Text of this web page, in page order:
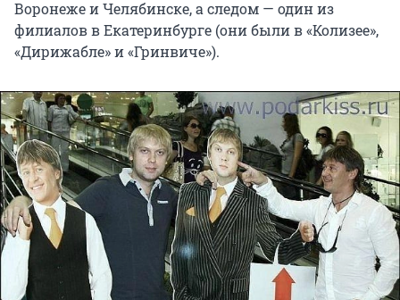
Воронеже и Челябинске, а следом — один из
филиалов в Екатеринбурге (они были в «Колизее»,
«Дирижабле» и «Гринвиче»).